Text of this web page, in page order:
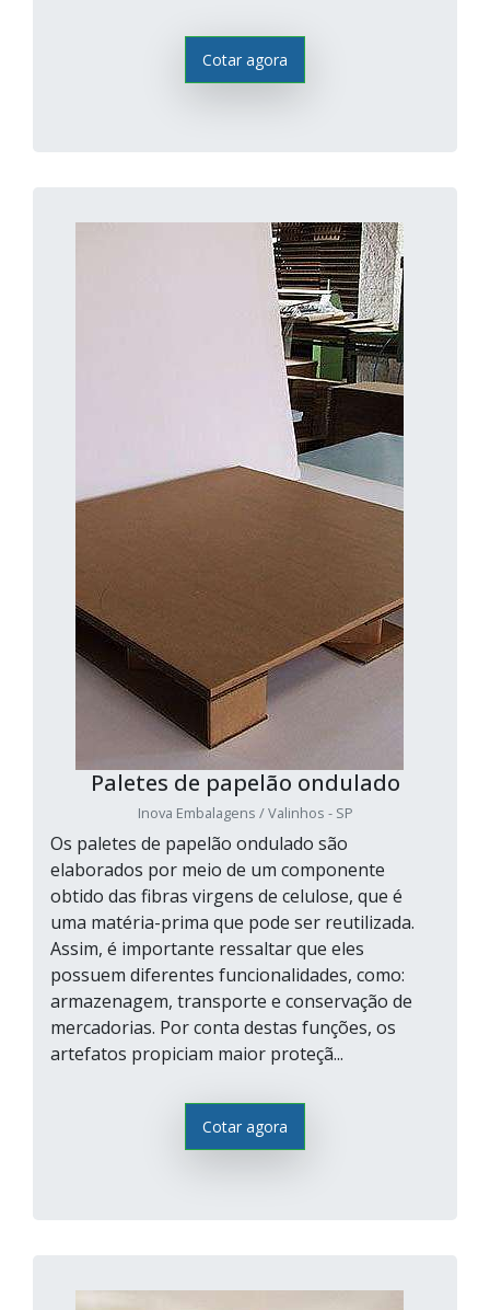
Cotar agora
Paletes de papelão ondulado
Inova Embalagens / Valinhos - SP
Os paletes de papelão ondulado são
elaborados por meio de um componente
obtido das fibras virgens de celulose, que é
uma matéria-prima que pode ser reutilizada.
Assim, é importante ressaltar que eles
possuem diferentes funcionalidades, como:
armazenagem, transporte e conservação de
mercadorias. Por conta destas funções, os
artefatos propiciam maior proteçã...
Cotar agora